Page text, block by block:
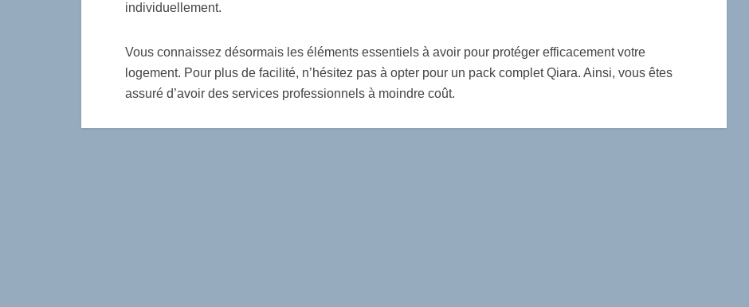
individuellement.
Vous connaissez désormais les éléments essentiels à avoir pour protéger efficacement votre
logement. Pour plus de facilité, n’hésitez pas à opter pour un pack complet Qiara. Ainsi, vous êtes
assuré d’avoir des services professionnels à moindre coût.